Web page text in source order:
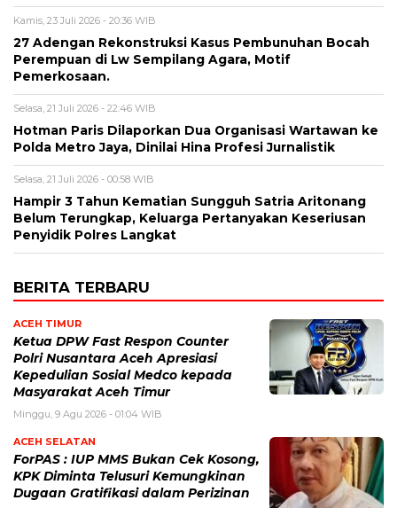
Kamis, 23 Juli 2026 - 20:36 WIB
27 Adengan Rekonstruksi Kasus Pembunuhan Bocah
Perempuan di Lw Sempilang Agara, Motif
Pemerkosaan.
Selasa, 21 Juli 2026 - 22:46 WIB
Hotman Paris Dilaporkan Dua Organisasi Wartawan ke
Polda Metro Jaya, Dinilai Hina Profesi Jurnalistik
Selasa, 21 Juli 2026 - 00:58 WIB
Hampir 3 Tahun Kematian Sungguh Satria Aritonang
Belum Terungkap, Keluarga Pertanyakan Keseriusan
Penyidik Polres Langkat
BERITA TERBARU
ACEH TIMUR
Ketua DPW Fast Respon Counter
Polri Nusantara Aceh Apresiasi
Kepedulian Sosial Medco kepada
Masyarakat Aceh Timur
Minggu, 9 Agu 2026 - 01:04 WIB
ACEH SELATAN
ForPAS : IUP MMS Bukan Cek Kosong,
KPK Diminta Telusuri Kemungkinan
Dugaan Gratifikasi dalam Perizinan